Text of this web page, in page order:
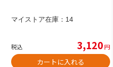
マイストア在庫： 14
税込 3,120円
カートに入れる